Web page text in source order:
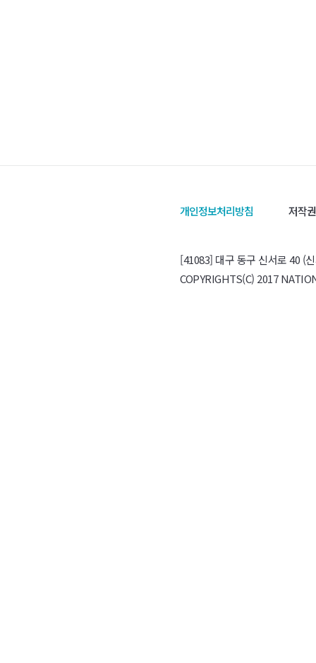
개인정보처리방침 저작
[41083] 대구 동구 신서로 40 (
COPYRIGHTS(C) 2017